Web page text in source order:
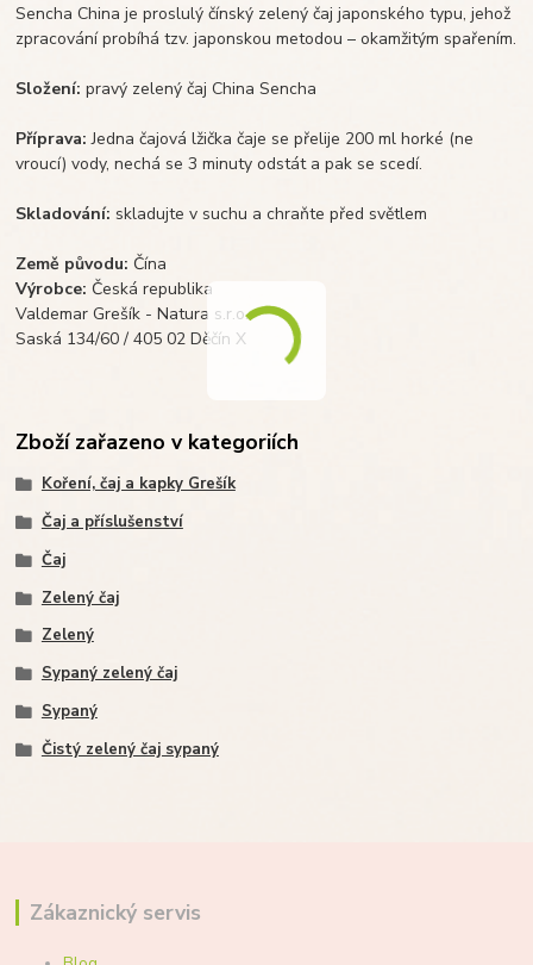
Sencha China je proslulý čínský zelený čaj japonského typu, jehož
zpracování probíhá tzv. japonskou metodou – okamžitým spařením.
Složení: pravý zelený čaj China Sencha
Příprava: Jedna čajová lžička čaje se přelije 200 ml horké (ne
vroucí) vody, nechá se 3 minuty odstát a pak se scedí.
Skladování: skladujte v suchu a chraňte před světlem
Země původu: Čína
Výrobce: Česká republika
Valdemar Grešík - Natura s.r.o.
Saská 134/60 / 405 02 Děčín X
Zboží zařazeno v kategoriích
Koření, čaj a kapky Grešík
Čaj a příslušenství
Čaj
Zelený čaj
Zelený
Sypaný zelený čaj
Sypaný
Čistý zelený čaj sypaný
Zákaznický servis